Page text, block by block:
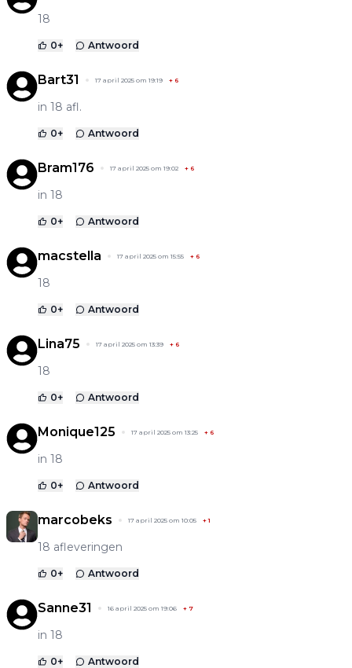
18
0+ Antwoord
Bart31 17 april 2025 om 19:19 + 6
in 18 afl.
0+ Antwoord
Bram176 17 april 2025 om 19:02 + 6
in 18
0+ Antwoord
macstella 17 april 2025 om 15:55 + 6
18
0+ Antwoord
Lina75 17 april 2025 om 13:39 + 6
18
0+ Antwoord
Monique125 17 april 2025 om 13:25 + 6
in 18
0+ Antwoord
marcobeks 17 april 2025 om 10:05 +1
18 afleveringen
0+ Antwoord
Sanne31 16 april 2025 om 19:06 + 7
in 18
0+ Antwoord